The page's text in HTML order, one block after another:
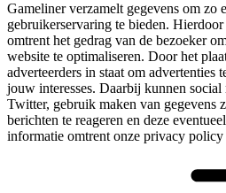
Gameliner verzamelt gegevens om zo
gebruikerservaring te bieden.
omtrent het gedrag van de bezoeker
website te optimaliseren. Door het
adverteerders in staat om advertenties
jouw interesses. Daarbij kunnen
Twitter, gebruik maken van gegevens
berichten te reageren en deze
informatie omtrent onze privacy